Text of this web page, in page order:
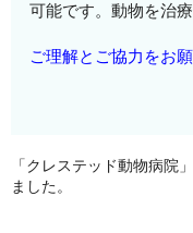
可能です。動物を治
ご理解とご協力をお
「クレステッド動物病院
ました。